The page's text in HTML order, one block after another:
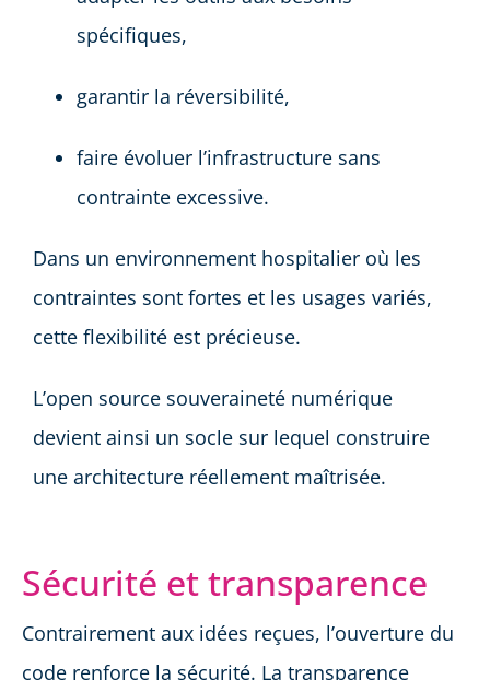
spécifiques,
garantir la réversibilité,
faire évoluer l’infrastructure sans
contrainte excessive.
Dans un environnement hospitalier où les
contraintes sont fortes et les usages variés,
cette flexibilité est précieuse.
L’open source souveraineté numérique
devient ainsi un socle sur lequel construire
une architecture réellement maîtrisée.
Sécurité et transparence
Contrairement aux idées reçues, l’ouverture du
code renforce la sécurité. La transparence